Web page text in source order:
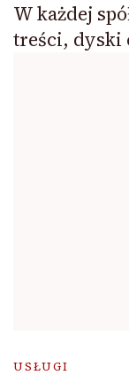
W każdej
treści, dyski
USŁUGI